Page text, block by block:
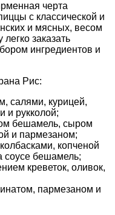
черта
с классической и
и мясных, весом
заказать
ингредиентов и
Рис:
салями, курицей,
и рукколой;
бешамель, сыром
и пармезаном;
копченой
соусе бешамель;
креветок, оливок,
пармезаном и